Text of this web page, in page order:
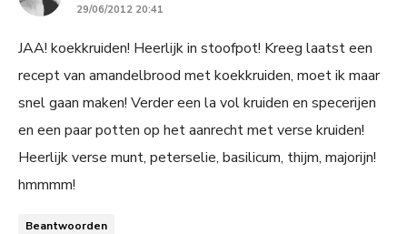
29/06/2012 20:41
JAA! koekkruiden! Heerlijk in stoofpot! Kreeg laatst een
recept van amandelbrood met koekkruiden, moet ik maar
snel gaan maken! Verder een la vol kruiden en specerijen
en een paar potten op het aanrecht met verse kruiden!
Heerlijk verse munt, peterselie, basilicum, thijm, majorijn!
hmmmm!
Beantwoorden